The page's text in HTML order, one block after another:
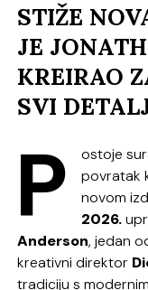
STIŽE
JE
KREIRAO
SVI
P
ostoje
povratak
novom
2026.
Anderson, jedan
kreativni direktor
tradiciju s